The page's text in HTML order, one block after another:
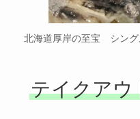
北海道厚岸の至宝 シング
テイクアウ